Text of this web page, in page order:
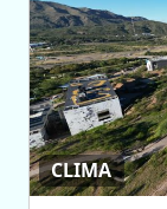
CLIMA